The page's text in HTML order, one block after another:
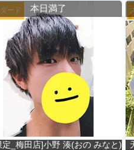
ード 本日満了
定_梅田店]小野 湊(おの みなと)